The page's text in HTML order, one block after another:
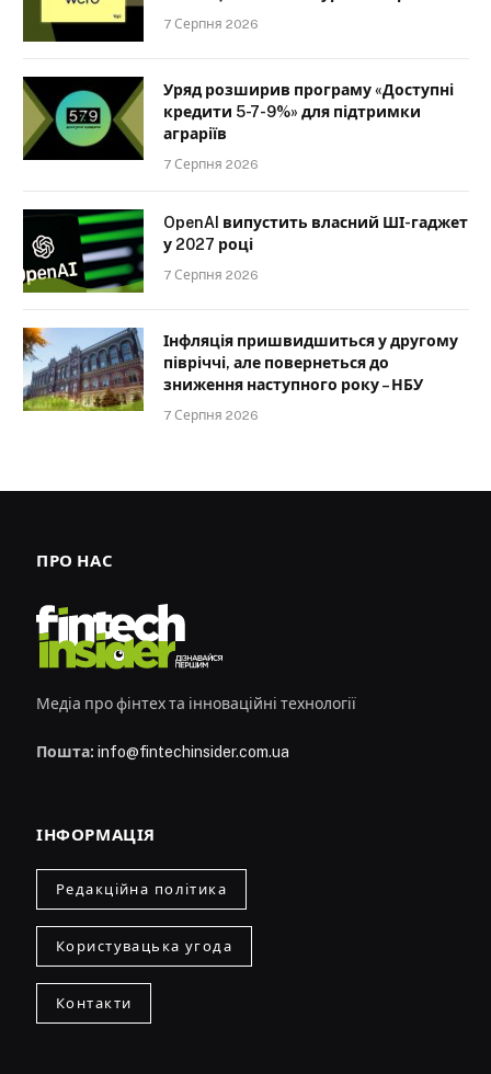
7 Серпня 2026
Уряд розширив програму «Доступні
кредити 5-7-9%» для підтримки
аграріїв
7 Серпня 2026
OpenAI випустить власний ШІ-гаджет
у 2027 році
7 Серпня 2026
Інфляція пришвидшиться у другому
півріччі, але повернеться до
зниження наступного року – НБУ
7 Серпня 2026
ПРО НАС
Медіа про фінтех та інноваційні технології
Пошта: info@fintechinsider.com.ua
ІНФОРМАЦІЯ
Редакційна політика
Користувацька угода
Контакти